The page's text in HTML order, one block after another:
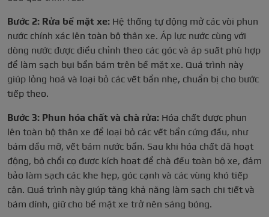
Bước 2: Rửa bề mặt xe: Hệ thống tự động mở các vòi phun
nước chính xác lên toàn bộ thân xe. Áp lực nước cùng với
dòng nước được điều chỉnh theo các góc và áp suất phù hợp
để làm sạch bụi bẩn bám trên bề mặt xe. Quá trình này
giúp lỏng hoá và loại bỏ các vết bẩn nhẹ, chuẩn bị cho bước
tiếp theo.
Bước 3: Phun hóa chất và chà rửa: Hóa chất được phun
lên toàn bộ thân xe để loại bỏ các vết bẩn cứng đầu, như
bám dầu mỡ, vết bám nước bẩn. Sau khi hóa chất đã hoạt
động, bộ chổi cọ được kích hoạt để chà đều toàn bộ xe, đảm
bảo làm sạch các khe hẹp, góc cạnh và các vùng khó tiếp
cận. Quá trình này giúp tăng khả năng làm sạch chi tiết và
bám dính, giữ cho bề mặt xe trở nên sáng bóng.